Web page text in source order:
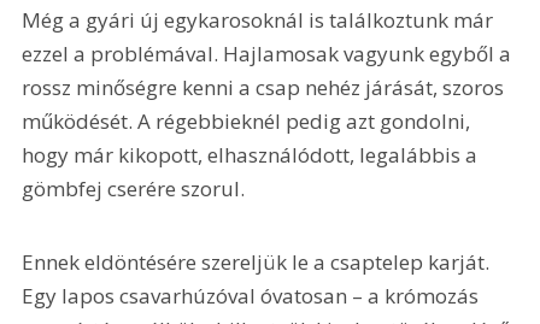
Még a gyári új egykarosoknál is találkoztunk már
ezzel a problémával. Hajlamosak vagyunk egyből a
rossz minőségre kenni a csap nehéz járását, szoros
működését. A régebbieknél pedig azt gondolni,
hogy már kikopott, elhasználódott, legalábbis a
gömbfej cserére szorul.
Ennek eldöntésére szereljük le a csaptelep karját.
Egy lapos csavarhúzóval óvatosan – a krómozás